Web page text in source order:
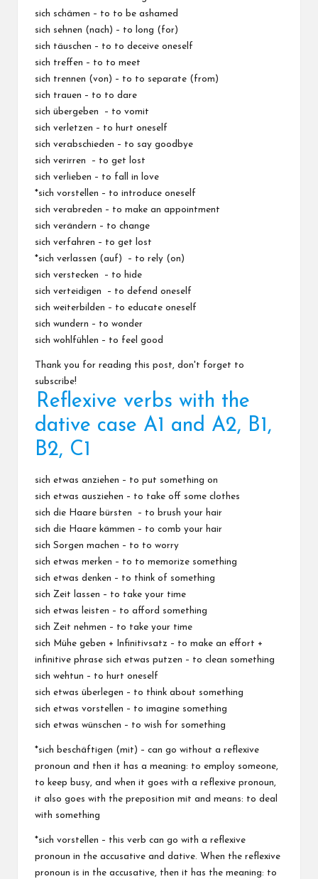
sich schämen – to to be ashamed
sich sehnen (nach) – to long (for)
sich täuschen – to to deceive oneself
sich treffen – to to meet
sich trennen (von) – to to separate (from)
sich trauen – to to dare
sich übergeben – to vomit
sich verletzen – to hurt oneself
sich verabschieden – to say goodbye
sich verirren – to get lost
sich verlieben – to fall in love
*sich vorstellen – to introduce oneself
sich verabreden – to make an appointment
sich verändern – to change
sich verfahren – to get lost
*sich verlassen (auf) – to rely (on)
sich verstecken – to hide
sich verteidigen – to defend oneself
sich weiterbilden – to educate oneself
sich wundern – to wonder
sich wohlfühlen – to feel good
Thank you for reading this post, don't forget to
subscribe!
Reflexive verbs with the
dative case A1 and A2, B1,
B2, C1
sich etwas anziehen – to put something on
sich etwas ausziehen – to take off some clothes
sich die Haare bürsten – to brush your hair
sich die Haare kämmen – to comb your hair
sich Sorgen machen – to to worry
sich etwas merken – to to memorize something
sich etwas denken – to think of something
sich Zeit lassen – to take your time
sich etwas leisten – to afford something
sich Zeit nehmen – to take your time
sich Mühe geben + Infinitivsatz – to make an effort +
infinitive phrase sich etwas putzen – to clean something
sich wehtun – to hurt oneself
sich etwas überlegen – to think about something
sich etwas vorstellen – to imagine something
sich etwas wünschen – to wish for something
*sich beschäftigen (mit) – can go without a reflexive
pronoun and then it has a meaning: to employ someone,
to keep busy, and when it goes with a reflexive pronoun,
it also goes with the preposition mit and means: to deal
with something
*sich vorstellen – this verb can go with a reflexive
pronoun in the accusative and dative. When the reflexive
pronoun is in the accusative, then it has the meaning: to